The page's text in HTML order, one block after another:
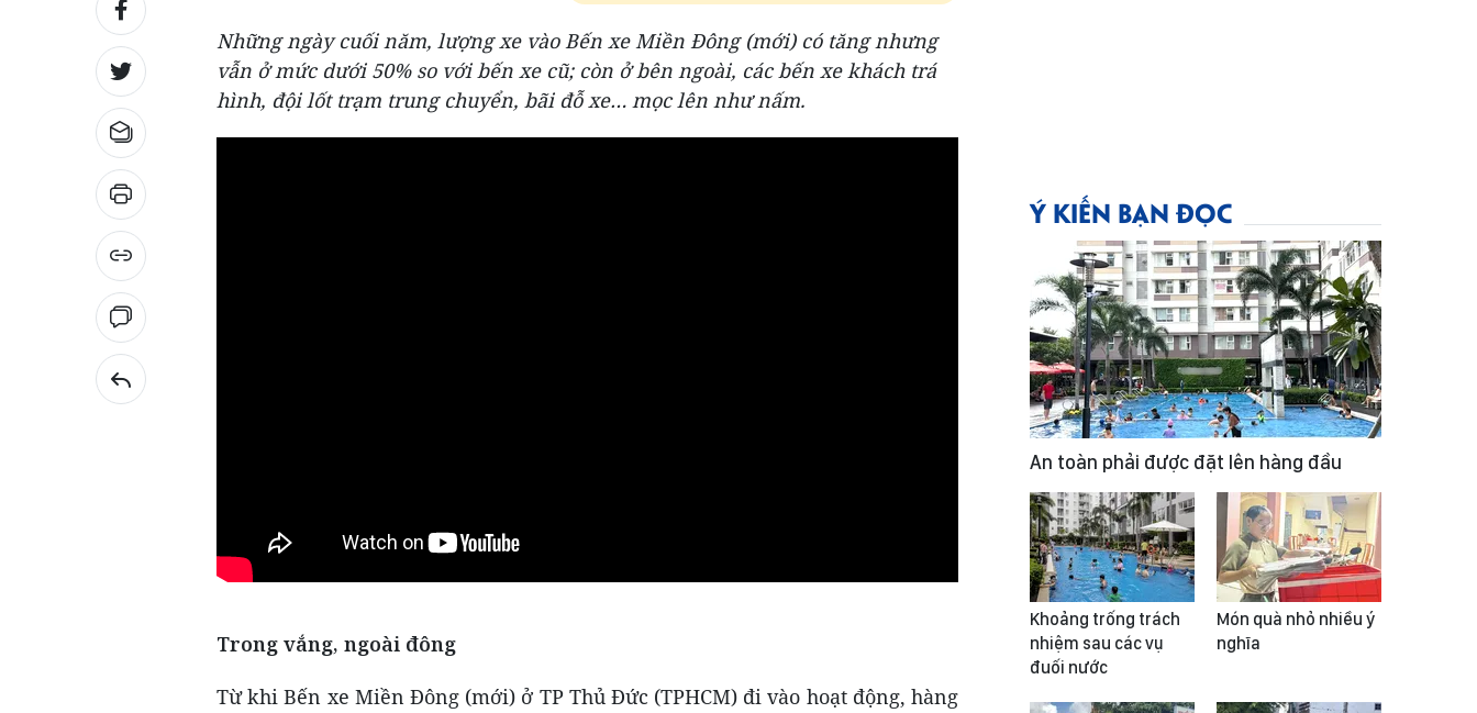
Những ngày cuối năm, lượng xe vào Bến xe Miền Đông (mới) có tăng nhưng
vẫn ở mức dưới 50% so với bến xe cũ; còn ở bên ngoài, các bến xe khách trá
hình, đội lốt trạm trung chuyển, bãi đỗ xe… mọc lên như nấm.
Trong vắng, ngoài đông
Từ khi Bến xe Miền Đông (mới) ở TP Thủ Đức (TPHCM) đi vào hoạt động, hàng
Ý KIẾN BẠN ĐỌC
An toàn phải được đặt lên hàng đầu
Khoảng trống trách
nhiệm sau các vụ
đuối nước
Món quà nhỏ nhiều ý
nghĩa